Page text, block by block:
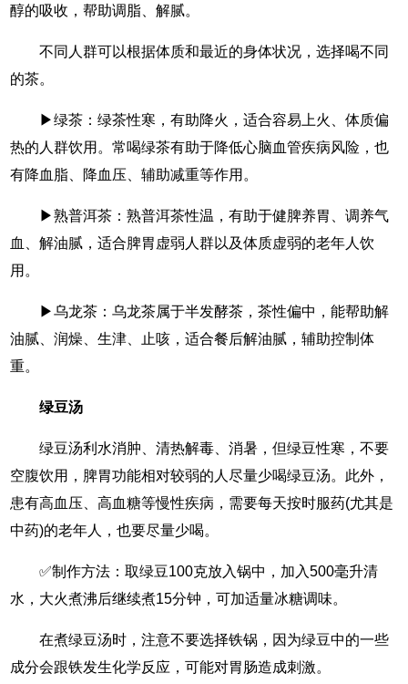
醇的吸收，帮助调脂、解腻。
不同人群可以根据体质和最近的身体状况，选择喝不同
的茶。
▶绿茶：绿茶性寒，有助降火，适合容易上火、体质偏
热的人群饮用。常喝绿茶有助于降低心脑血管疾病风险，也
有降血脂、降血压、辅助减重等作用。
▶熟普洱茶：熟普洱茶性温，有助于健脾养胃、调养气
血、解油腻，适合脾胃虚弱人群以及体质虚弱的老年人饮
用。
▶乌龙茶：乌龙茶属于半发酵茶，茶性偏中，能帮助解
油腻、润燥、生津、止咳，适合餐后解油腻，辅助控制体
重。
绿豆汤
绿豆汤利水消肿、清热解毒、消暑，但绿豆性寒，不要
空腹饮用，脾胃功能相对较弱的人尽量少喝绿豆汤。此外，
患有高血压、高血糖等慢性疾病，需要每天按时服药(尤其是
中药)的老年人，也要尽量少喝。
✅制作方法：取绿豆100克放入锅中，加入500毫升清
水，大火煮沸后继续煮15分钟，可加适量冰糖调味。
在煮绿豆汤时，注意不要选择铁锅，因为绿豆中的一些
成分会跟铁发生化学反应，可能对胃肠造成刺激。